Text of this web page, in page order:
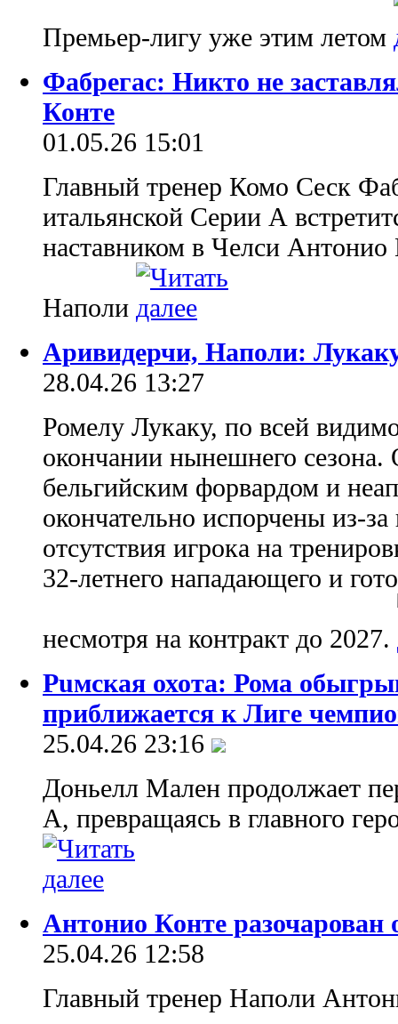
Премьер-лигу уже этим летом
Фабрегас: Никто не
Конте
01.05.26 15:01
Главный тренер Комо Сеск
итальянской Серии А
наставником в Челси Антонио
Наполи
Аривидерчи, Наполи:
28.04.26 13:27
Ромелу Лукаку, по всей
окончании нынешнего
бельгийским форвардом и
окончательно испорчены из-
отсутствия игрока на
32-летнего нападающего и
несмотря на контракт до 2027.
Puмская охота: Рома
приближается к Лиге
25.04.26 23:16
Доньелл Мален продолжает
А, превращаясь в главного
Антонио Конте разочарован
25.04.26 12:58
Главный тренер Наполи